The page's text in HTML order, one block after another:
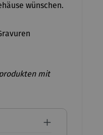
wünschen.
mit